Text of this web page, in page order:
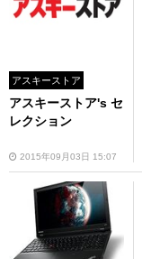
アスキーストア
アスキーストア's セ
レクション
2015年09月03日 15:07